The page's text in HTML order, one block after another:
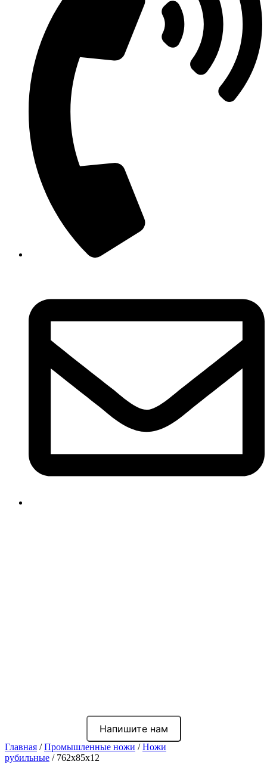
Напишите нам
Главная /Промышленные ножи /Ножи
рубильные / 762x85x12